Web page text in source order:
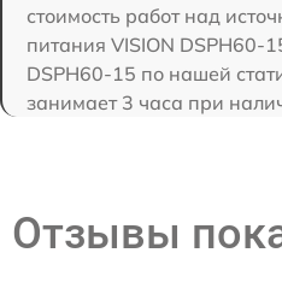
стоимость работ над
питания VISION DSPH60-
DSPH60-15 по нашей
занимает 3 часа при
Отзывы